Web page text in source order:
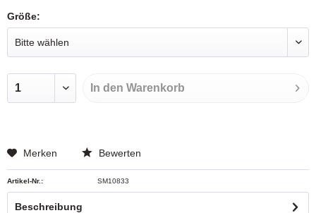
Größe:
In den Warenkorb
Merken Bewerten
Artikel-Nr.: SM10833
Beschreibung